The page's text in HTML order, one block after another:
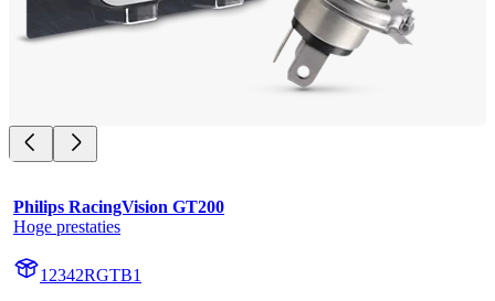
Philips RacingVision GT200
Hoge prestaties
12342RGTB1